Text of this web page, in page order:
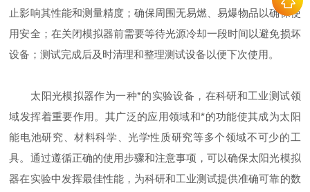
止影响其性能和测量精度；确保周围无易燃、易爆物品以确保使
用安全；在关闭模拟器前需要等待光源冷却一段时间以避免损坏
设备；测试完成后及时清理和整理测试设备以便下次使用。
太阳光模拟器作为一种*的实验设备，在科研和工业测试领
域发挥着重要作用。其广泛的应用领域和*的功能使其成为太阳
能电池研究、材料科学、光学性质研究等多个领域不可少的工
具。通过遵循正确的使用步骤和注意事项，可以确保太阳光模拟
器在实验中发挥最佳性能，为科研和工业测试提供准确可靠的数